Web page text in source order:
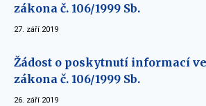
zákona č. 106/1999 Sb.
27. září 2019
Žádost o poskytnutí informací
zákona č. 106/1999 Sb.
26. září 2019